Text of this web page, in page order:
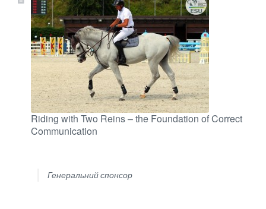
Riding with Two Reins – the Foundation of Correct
Communication
Генеральний спонсор